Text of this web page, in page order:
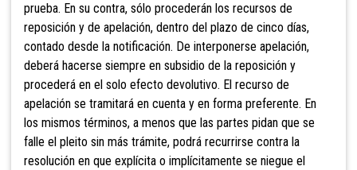
prueba. En su contra, sólo procederán los recursos de
reposición y de apelación, dentro del plazo de cinco días,
contado desde la notificación. De interponerse apelación,
deberá hacerse siempre en subsidio de la reposición y
procederá en el solo efecto devolutivo. El recurso de
apelación se tramitará en cuenta y en forma preferente. En
los mismos términos, a menos que las partes pidan que se
falle el pleito sin más trámite, podrá recurrirse contra la
resolución en que explícita o implícitamente se niegue el